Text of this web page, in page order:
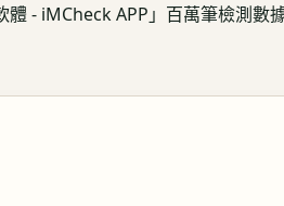
- iMCheck APP」百萬筆檢測數